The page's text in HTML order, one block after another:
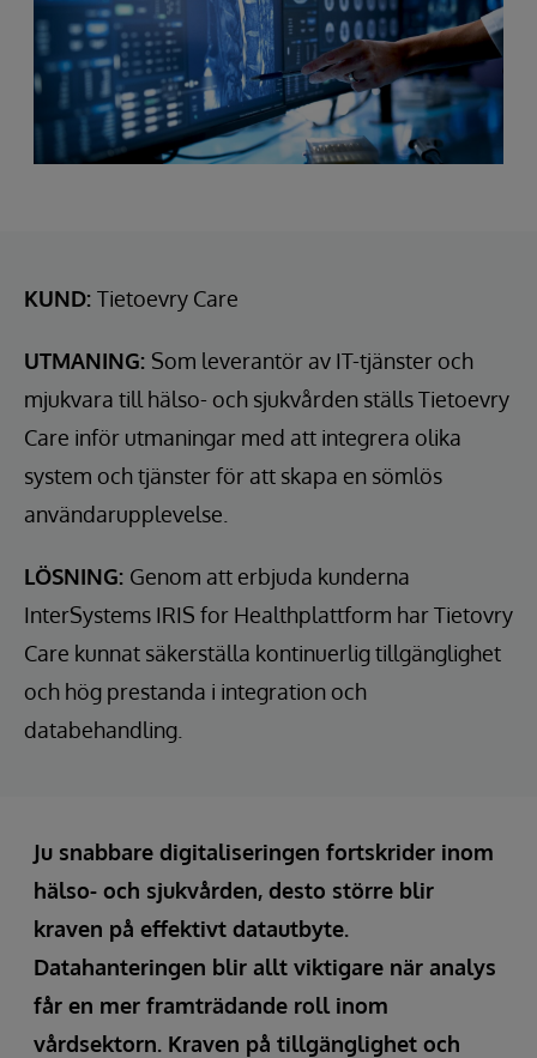
KUND: Tietoevry Care
UTMANING: Som leverantör av IT-tjänster och
mjukvara till hälso- och sjukvården ställs Tietoevry
Care inför utmaningar med att integrera olika
system och tjänster för att skapa en sömlös
användarupplevelse.
LÖSNING: Genom att erbjuda kunderna
InterSystems IRIS for Healthplattform har Tietovry
Care kunnat säkerställa kontinuerlig tillgänglighet
och hög prestanda i integration och
databehandling.
Ju snabbare digitaliseringen fortskrider inom
hälso- och sjukvården, desto större blir
kraven på effektivt datautbyte.
Datahanteringen blir allt viktigare när analys
får en mer framträdande roll inom
vårdsektorn. Kraven på tillgänglighet och